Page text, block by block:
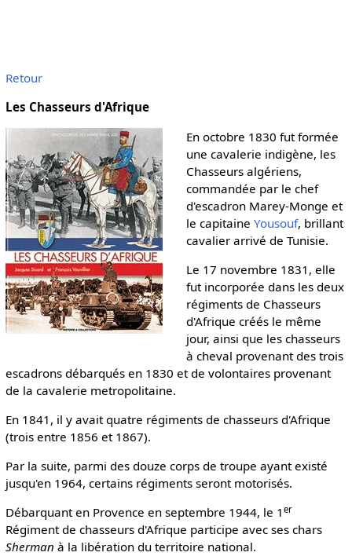
Retour
Les Chasseurs d'Afrique
En octobre 1830 fut formée
une cavalerie indigène, les
Chasseurs algériens,
commandée par le chef
d'escadron Marey-Monge et
le capitaineYousouf, brillant
cavalier arrivé de Tunisie.
Le 17 novembre 1831, elle
fut incorporée dans les deux
régiments de Chasseurs
d'Afrique créés le même
jour, ainsi que les chasseurs
à cheval provenant des trois
escadrons débarqués en 1830 et de volontaires provenant
de la cavalerie metropolitaine.
En 1841, il y avait quatre régiments de chasseurs d'Afrique
(trois entre 1856 et 1867).
Par la suite, parmi des douze corps de troupe ayant existé
jusqu'en 1964, certains régiments seront motorisés.
Débarquant en Provence en septembre 1944, le 1 er
Régiment de chasseurs d'Afrique participe avec ses chars
Sherman à la libération du territoire national.